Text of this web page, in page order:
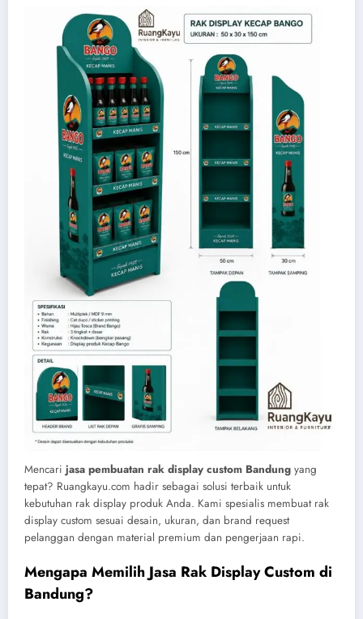
Mencari jasa pembuatan rak display custom Bandung yang
tepat? Ruangkayu.com hadir sebagai solusi terbaik untuk
kebutuhan rak display produk Anda. Kami spesialis membuat rak
display custom sesuai desain, ukuran, dan brand request
pelanggan dengan material premium dan pengerjaan rapi.
Mengapa Memilih Jasa Rak Display Custom di
Bandung?